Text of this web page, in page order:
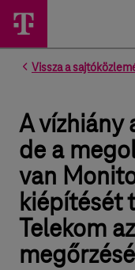
Vissza a
A vízhiány
de a
van
kiépítését
Telekom